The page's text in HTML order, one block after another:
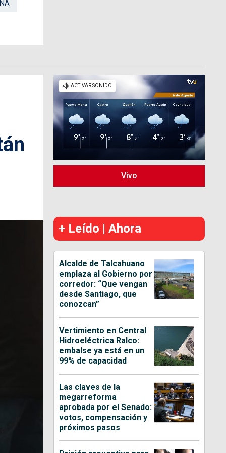
Vivo
+ Leído | Ahora
Alcalde de Talcahuano
emplaza al Gobierno por
corredor: “Que vengan
desde Santiago, que
conozcan”
Vertimiento en Central
Hidroeléctrica Ralco:
embalse ya está en un
99% de capacidad
Las claves de la
megarreforma
aprobada por el Senado:
votos, compensación y
próximos pasos